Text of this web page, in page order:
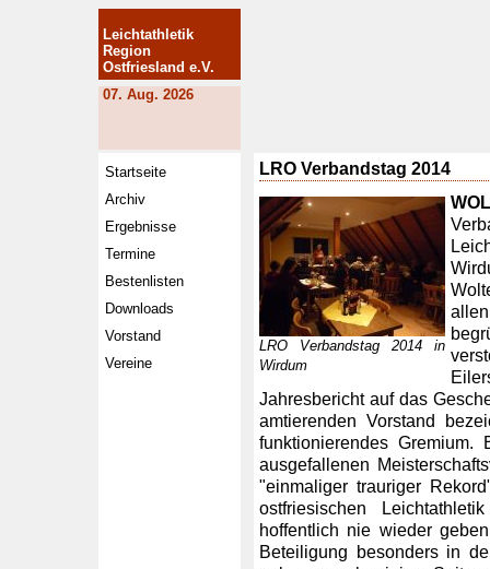
Leichtathletik
Region
Ostfriesland e.V.
07. Aug. 2026
Startseite
Archiv
Ergebnisse
Termine
Bestenlisten
Downloads
Vorstand
Vereine
LRO Verbandstag 2014
LRO Verbandstag 2014 in
Wirdum
WOL
Jahresbericht auf das
amtierenden Vorstand
funktionierendes
ausgefallenen
"einmaliger trauriger
ostfriesischen
hoffentlich nie wieder
Beteiligung besonders in